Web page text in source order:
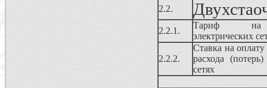
2.2.
2.2.1.
Тариф на
электрических
2.2.2.
Ставка на оплату
расхода
сетях